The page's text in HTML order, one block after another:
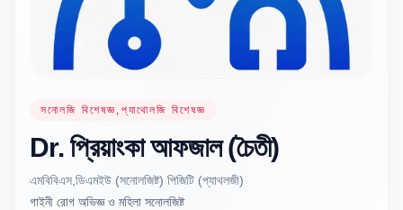
সনোলজি বিশেষজ্ঞ,প্যাথোলজি বিশেষজ্ঞ
Dr. প্রিয়াংকা আফজাল (চৈতী)
এমবিবিএস,ডিএমইউ (সনোলজিষ্ট) পিজিটি (প্যাথলজী)
গাইনী রোগ অভিজ্ঞ ও মহিলা সনোলজিষ্ট